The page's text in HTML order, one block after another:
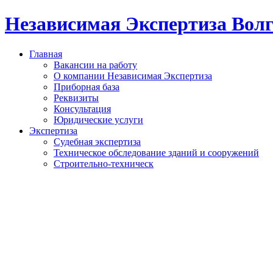
Независимая Экспертиза
Главная
Вакансии на работу
О компании Независимая Экспертиза
Приборная база
Реквизиты
Консультация
Юридические услуги
Экспертиза
Судебная экспертиза
Техническое обследование зданий и сооружений
Строительно-техническ